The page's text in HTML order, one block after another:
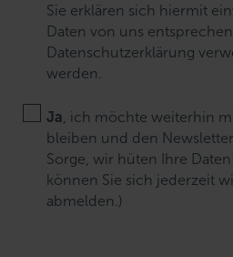
Sie erklären sich hiermit
Daten von uns
Datenschutzerklärung
werden.
Ja , ich möchte weiterhin
bleiben und den
Sorge, wir hüten Ihre
können Sie sich jederzeit
abmelden.)